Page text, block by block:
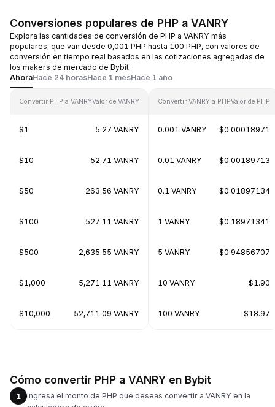
Conversiones populares de PHP a VANRY
Explora las cantidades de conversión de PHP a VANRY más
populares, que van desde 0,001 PHP hasta 100 PHP, con valores de
conversión en tiempo real basados en las cotizaciones agregadas de
los makers de mercado de Bybit.
AhoraHace 24 horasHace 1 mesHace 1 año
Convertir PHP a VANRYValor de VANRY
$1 5.27 VANRY
$10 52.71 VANRY
$50 263.56 VANRY
$100 527.11 VANRY
$500 2,635.55 VANRY
$1,000 5,271.11 VANRY
$10,000 52,711.09 VANRY
Convertir VANRY a PHPValor de PHP
0.001 VANRY $0.00018971
0.01 VANRY $0.00189713
0.1 VANRY $0.01897134
1 VANRY $0.18971341
5 VANRY $0.94856707
10 VANRY $1.90
100 VANRY $18.97
Cómo convertir PHP a VANRY en Bybit
1
Ingresa el monto de PHP que deseas convertir a VANRY en la